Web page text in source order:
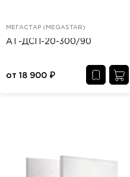
МЕГАСТАР (MEGASTAR)
АТ-ДСП-20-300/90
от18 900 ₽